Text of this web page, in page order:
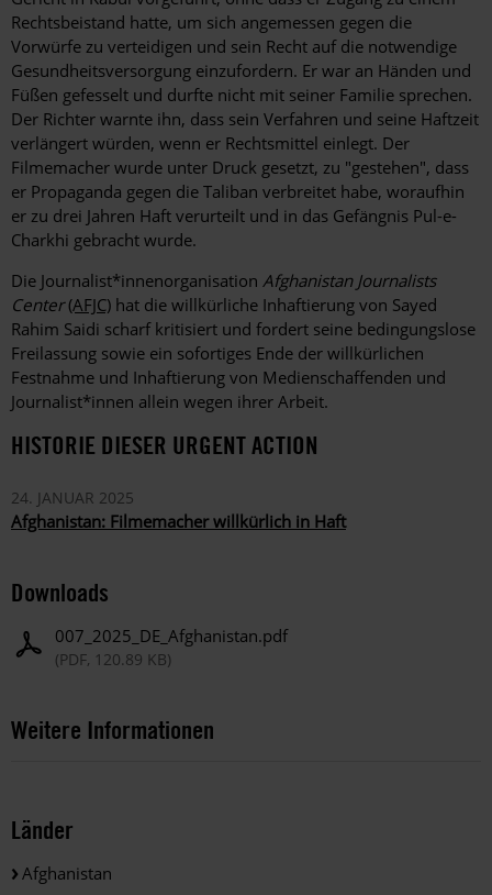
Rechtsbeistand hatte, um sich angemessen gegen die
Vorwürfe zu verteidigen und sein Recht auf die notwendige
Gesundheitsversorgung einzufordern. Er war an Händen und
Füßen gefesselt und durfte nicht mit seiner Familie sprechen.
Der Richter warnte ihn, dass sein Verfahren und seine Haftzeit
verlängert würden, wenn er Rechtsmittel einlegt. Der
Filmemacher wurde unter Druck gesetzt, zu "gestehen", dass
er Propaganda gegen die Taliban verbreitet habe, woraufhin
er zu drei Jahren Haft verurteilt und in das Gefängnis Pul-e-
Charkhi gebracht wurde.
Die Journalist*innenorganisation Afghanistan Journalists
Center(AFJC) hat die willkürliche Inhaftierung von Sayed
Rahim Saidi scharf kritisiert und fordert seine bedingungslose
Freilassung sowie ein sofortiges Ende der willkürlichen
Festnahme und Inhaftierung von Medienschaffenden und
Journalist*innen allein wegen ihrer Arbeit.
HISTORIE DIESER URGENT ACTION
24. JANUAR 2025
Afghanistan: Filmemacher willkürlich in Haft
Downloads
007_2025_DE_Afghanistan.pdf
(PDF, 120.89 KB)
Weitere Informationen
Länder
Afghanistan